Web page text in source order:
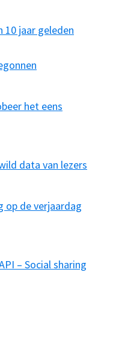
10 jaar geleden
het eens
data van lezers
op de verjaardag
– Social sharing